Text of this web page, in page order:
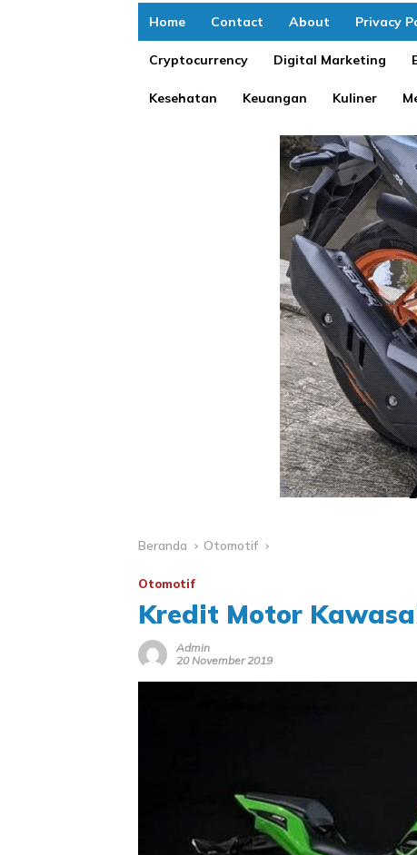
Home Contact About Privacy
Cryptocurrency Digital Marketing
Kesehatan Keuangan Kuliner
Beranda Otomotif
Otomotif
Kredit Motor
Admin
20 November 2019